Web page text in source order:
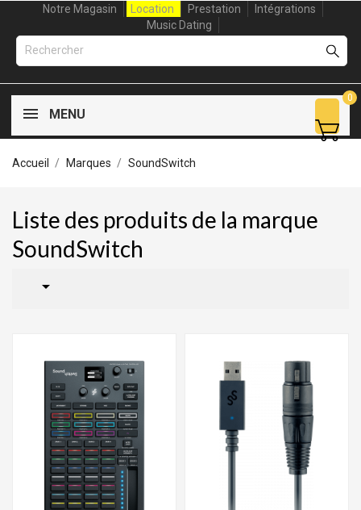
Notre Magasin Location Prestation
Intégrations
Music Dating
MENU
0
Accueil Marques SoundSwitch
Liste des produits de la marque
SoundSwitch
